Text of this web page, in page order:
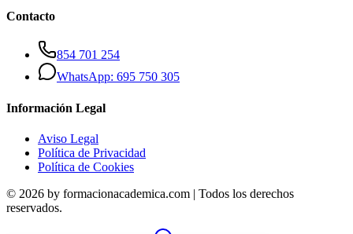
Contacto
854 701 254
WhatsApp: 695 750 305
Información Legal
Aviso Legal
Política de Privacidad
Política de Cookies
© 2026 by formacionacademica.com | Todos los derechos
reservados.